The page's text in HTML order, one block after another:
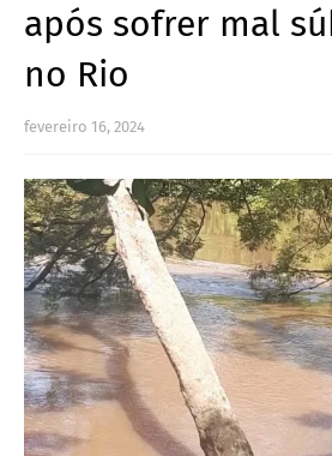
após sofrer mal
no Rio
fevereiro 16, 2024